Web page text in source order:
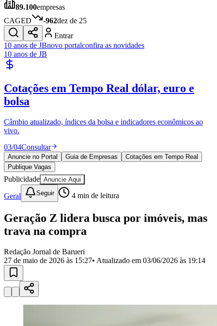
Gastronomia
Cinema & Shows
JogosNovo
Para Sua Empresa
Publicidade Legal
Política
Esportes
Cultura
Meio Ambiente
Obras
Educação
Bairros de Barueri
Selecione sua região Para notícias da sua região
AldeiaAldeia da Serra Aldeia de Barueri
VistaCalifórniaCarapicuíba
RegiãoCotiaCruz Preta Engenho NovoFazenda
Militar
Califórnia
Esperança
JulioJardim Líbano
MutingaJardim ParaísoJardim PaulistaJardim ReginaliceJardim São
89.100empresas
CAGED
-962dez de 25
Entrar
10 anos de JBnovo portalconfira as novidades
10 anos de JB
Cotações em Tempo Real dólar, euro e
bolsa
Câmbio atualizado, índices da bolsa e indicadores econômicos ao
vivo.
03/04Consultar
Anuncie no Portal Guia de Empresas
Cotações em Tempo Real
Publique Vagas
Publicidade Anuncie Aqui
Geral Seguir 4 min de leitura
Geração Z lidera busca por imóveis, mas
trava na compra
Redação Jornal de Barueri
27 de maio de 2026 às 15:27• Atualizado em 03/06/2026 às 19:14